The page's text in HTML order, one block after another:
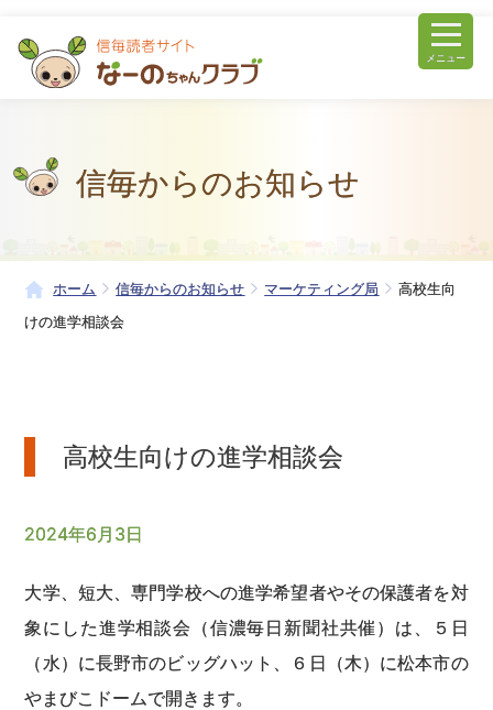
メニュー
信毎からのお知らせ
ホーム 信毎からのお知らせ マーケティング局
高校生向
けの進学相談会
高校生向けの進学相談会
2024年6月3日
大学、短大、専門学校への進学希望者やその保護者を対
象にした進学相談会（信濃毎日新聞社共催）は、５日
（水）に長野市のビッグハット、６日（木）に松本市の
やまびこドームで開きます。